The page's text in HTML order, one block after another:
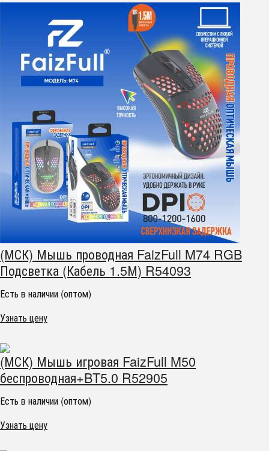
(МСК) Мышь проводная FaizFull M74 RGB
Подсветка (Кабель 1.5М) R54093
Есть в наличии (оптом)
Узнать цену
(МСК) Мышь игровая FaizFull M50
беспроводная+BT5.0 R52905
Есть в наличии (оптом)
Узнать цену